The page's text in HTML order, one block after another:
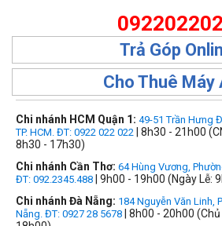
Trả Góp
Cho Thuê Máy
Chi nhánh HCM Quận 1: 49-51 Trần Hưng
TP. HCM. ĐT: 0922 022 022 | 8h30 - 21h00
8h30 - 17h30)
Chi nhánh Cần Thơ: 64 Hùng Vương,
ĐT: 092.2345.488 | 9h00 - 19h00 (Ngày Lễ:
Chi nhánh Đà Nẵng: 184 Nguyễn Văn Linh,
Nẵng. ĐT: 0927 28 5678 | 8h00 - 20h00